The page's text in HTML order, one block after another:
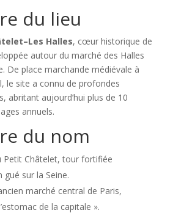
du lieu
Halles, cœur historique de
autour du marché des Halles
De place marchande médiévale à
le site a connu de profondes
abritant aujourd’hui plus de 10
annuels.
du nom
Petit Châtelet, tour fortifiée
sur la Seine.
marché central de Paris,
de la capitale ».